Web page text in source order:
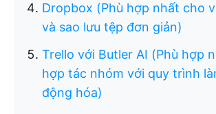
Dropbox (Phù hợp nhất cho
và sao lưu tệp đơn giản)
Trello với Butler AI (Phù hợp
hợp tác nhóm với quy trình
động hóa)